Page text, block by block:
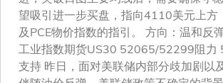
望吸引进一步买盘，指向4110美元上方
及PCE物价指数的指引。 方向：温和反
工业指数期货US30 52065/52299阻
支持 昨日，面对美联储内部分歧加剧以